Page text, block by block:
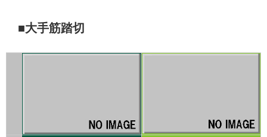
■大手筋踏切